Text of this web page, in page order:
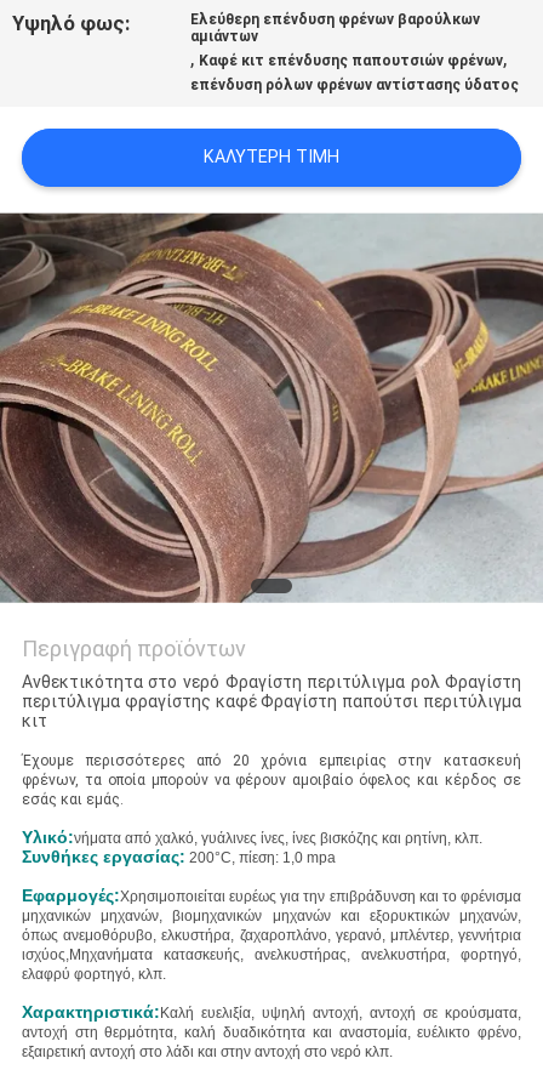
Υψηλό φως:
Ελεύθερη επένδυση φρένων βαρούλκων
αμιάντων
, Καφέ κιτ επένδυσης παπουτσιών φρένων,
επένδυση ρόλων φρένων αντίστασης ύδατος
ΚΑΛΎΤΕΡΗ ΤΙΜΉ
Περιγραφή προϊόντων
Ανθεκτικότητα στο νερό Φραγίστη περιτύλιγμα ρολ Φραγίστη
περιτύλιγμα φραγίστης καφέ Φραγίστη παπούτσι περιτύλιγμα
κιτ
Έχουμε περισσότερες από 20 χρόνια εμπειρίας στην κατασκευή
φρένων, τα οποία μπορούν να φέρουν αμοιβαίο όφελος και κέρδος σε
εσάς και εμάς.
Υλικό:νήματα από χαλκό, γυάλινες ίνες, ίνες βισκόζης και ρητίνη, κλπ.
Συνθήκες εργασίας: 200°C, πίεση: 1,0 mpa
Εφαρμογές:Χρησιμοποιείται ευρέως για την επιβράδυνση και το φρένισμα
μηχανικών μηχανών, βιομηχανικών μηχανών και εξορυκτικών μηχανών,
όπως ανεμοθόρυβο, ελκυστήρα, ζαχαροπλάνο, γερανό, μπλέντερ, γεννήτρια
ισχύος,Μηχανήματα κατασκευής, ανελκυστήρας, ανελκυστήρα, φορτηγό,
ελαφρύ φορτηγό, κλπ.
Χαρακτηριστικά: Καλή ευελιξία, υψηλή αντοχή, αντοχή σε κρούσματα,
αντοχή στη θερμότητα, καλή δυαδικότητα και αναστομία, ευέλικτο φρένο,
εξαιρετική αντοχή στο λάδι και στην αντοχή στο νερό κλπ.